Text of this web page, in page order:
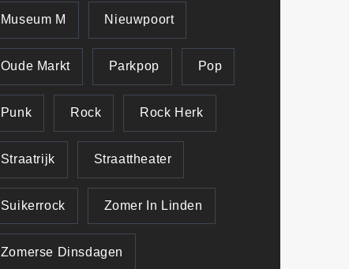
Museum M Nieuwpoort
Oude Markt Parkpop Pop
Punk Rock Rock Herk
Straatrijk Straattheater
Suikerrock Zomer In Linden
Zomerse Dinsdagen